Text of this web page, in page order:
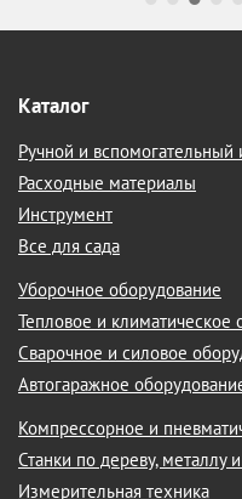
Каталог
Ручной и вспомогательный
Расходные материалы
Инструмент
Все для сада
Уборочное оборудование
Тепловое и климатическое
Сварочное и силовое
Автогаражное
Компрессорное и
Станки по дереву, металлу
Измерительная техника